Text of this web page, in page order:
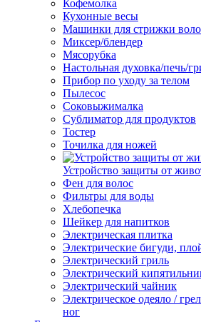
Кофемолка
Кухонные весы
Машинки для стрижки
Миксер/блендер
Мясорубка
Настольная духовка/печь/
Прибор по уходу за телом
Пылесос
Соковыжималка
Сублиматор для продуктов
Тостер
Точилка для ножей
Устройство защиты от
Фен для волос
Фильтры для воды
Хлебопечка
Шейкер для напитков
Электрическая плитка
Электрические бигуди,
Электрический гриль
Электрический
Электрический чайник
Электрическое одеяло /
ног